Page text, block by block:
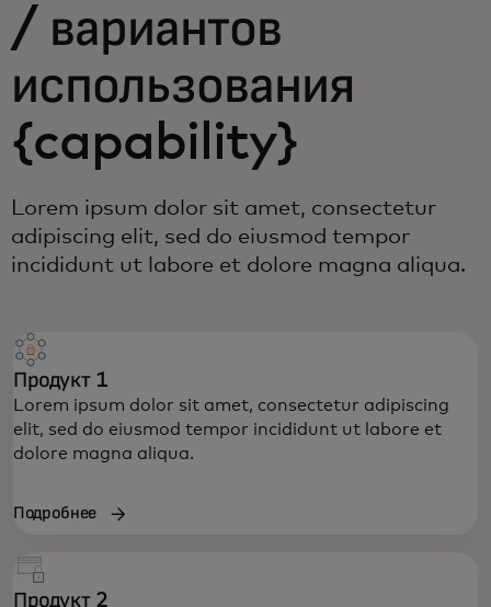
/ вариантов
использования
{capability}
Lorem ipsum dolor sit amet, consectetur
adipiscing elit, sed do eiusmod tempor
incididunt ut labore et dolore magna aliqua.
Продукт 1
Lorem ipsum dolor sit amet, consectetur adipiscing
elit, sed do eiusmod tempor incididunt ut labore et
dolore magna aliqua.
Подробнее
Продукт 2